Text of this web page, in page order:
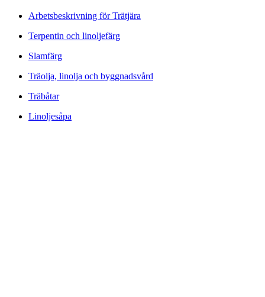
Arbetsbeskrivning för Trätjära
Terpentin och linoljefärg
Slamfärg
Träolja, linolja och byggnadsvård
Träbåtar
Linoljesåpa